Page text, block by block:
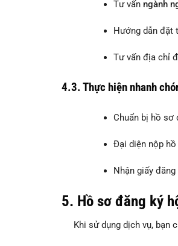
Tư vấn ngành
Hướng dẫn đặt
Tư vấn địa chỉ
4.3. Thực hiện nhanh
Chuẩn bị hồ sơ
Đại diện nộp
Nhận giấy
5. Hồ sơ đăng ký
Khi sử dụng dịch vụ, bạn